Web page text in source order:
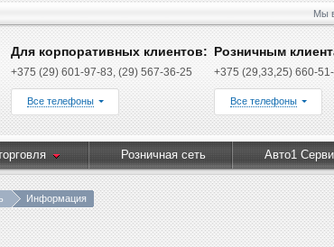
Мы
Для корпоративных клиентов:
+375 (29) 601-97-83, (29) 567-36-25
Все телефоны
Розничным
+375 (29,33,25) 660-
Все телефоны
Розничная сеть Авто1
Информация